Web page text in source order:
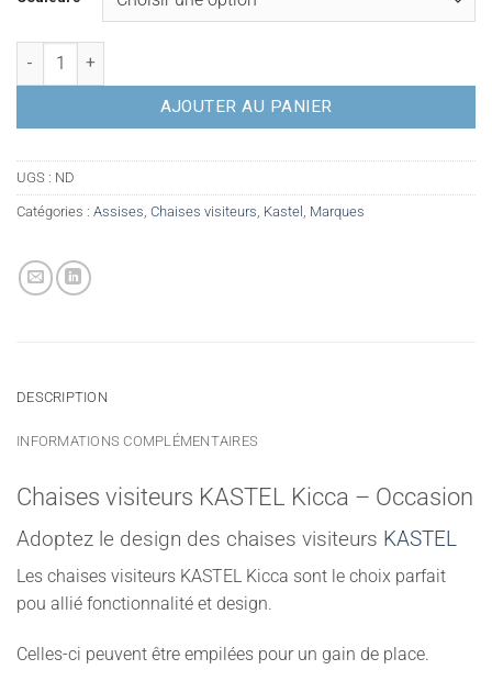
quantité de Chaises visiteurs KASTEL Kicca - Occasion
AJOUTER AU PANIER
UGS : ND
Catégories : Assises Chaises visiteurs Kastel Marques
DESCRIPTION
INFORMATIONS COMPLÉMENTAIRES
Chaises visiteurs KASTEL Kicca – Occasion
Adoptez le design des chaises visiteurs KASTEL
Les chaises visiteurs KASTEL Kicca sont le choix parfait
pou allié fonctionnalité et design.
Celles-ci peuvent être empilées pour un gain de place.